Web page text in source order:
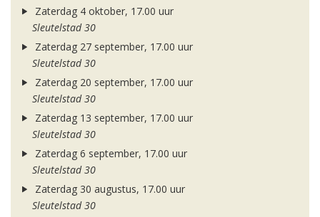
Zaterdag 4 oktober, 17.00 uur
Sleutelstad 30
Zaterdag 27 september, 17.00 uur
Sleutelstad 30
Zaterdag 20 september, 17.00 uur
Sleutelstad 30
Zaterdag 13 september, 17.00 uur
Sleutelstad 30
Zaterdag 6 september, 17.00 uur
Sleutelstad 30
Zaterdag 30 augustus, 17.00 uur
Sleutelstad 30